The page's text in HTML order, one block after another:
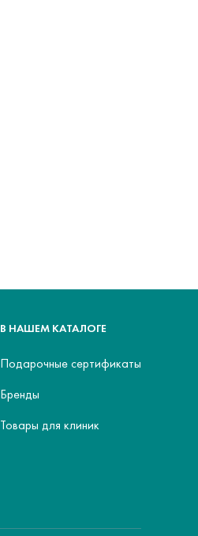
В НАШЕМ КАТАЛОГЕ
Подарочные сертификаты
Бренды
Товары для клиник